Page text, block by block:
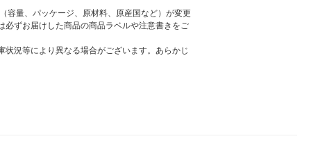
容量、パッケージ、原材料、原産国など）が変更
ずお届けした商品の商品ラベルや注意書きをご
況等により異なる場合がございます。あらかじ